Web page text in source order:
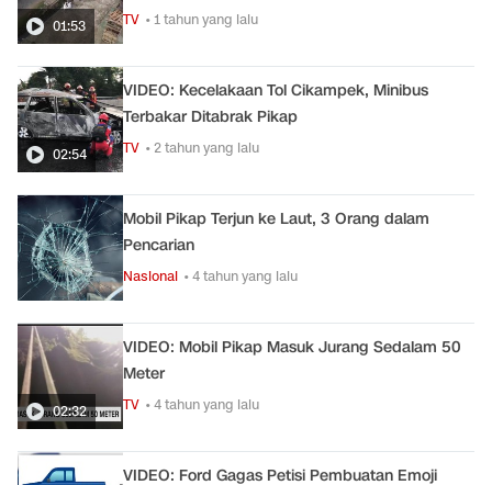
01:53 TV • 1 tahun yang lalu
02:54
VIDEO: Kecelakaan Tol Cikampek, Minibus
Terbakar Ditabrak Pikap
TV • 2 tahun yang lalu
Mobil Pikap Terjun ke Laut, 3 Orang dalam
Pencarian
Nasional • 4 tahun yang lalu
02:32
VIDEO: Mobil Pikap Masuk Jurang Sedalam 50
Meter
TV • 4 tahun yang lalu
VIDEO: Ford Gagas Petisi Pembuatan Emoji